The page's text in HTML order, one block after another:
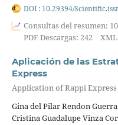
DOI : 10.29394/
Consultas del resumen:
PDF Descargas: 242
XML
Aplicación de las
Express
Application of Rappi
Gina del Pilar Rendon
Cristina Guadalupe Vinza